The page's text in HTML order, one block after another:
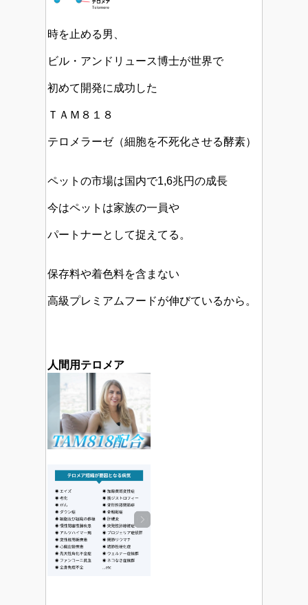
時を止める男、
ビル・アンドリュース博士が世界で
初めて開発に成功した
ＴＡＭ８１８
テロメラーゼ（細胞を不死化させる酵素）
ペットの市場は国内で1,6兆円の成長
今はペットは家族の一員や
パートナーとして捉えてる。
保存料や着色料を含まない
高級プレミアムフードが伸びているから。
人間用テロメア